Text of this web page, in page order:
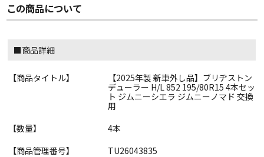
この商品について
■商品詳細
【商品タイトル】
【2025年製 新車外し品】ブリヂストン
デューラー H/L 852 195/80R15 4本セッ
ト ジムニーシエラ ジムニーノマド 交換
用
【数量】
4本
【商品管理番号】
TU26043835